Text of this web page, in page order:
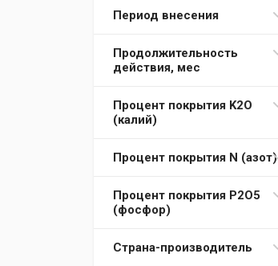
Удобрения для черники
Период внесения
Продолжительность
действия, мес
Процент покрытия K2O
(калий)
Процент покрытия N (азот)
Процент покрытия P2O5
(фосфор)
Страна-производитель